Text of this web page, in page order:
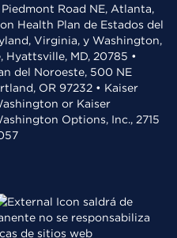
Road NE, Atlanta,
Health Plan de Estados del
Virginia, y Washington,
Hyattsville, MD, 20785 •
del Noroeste, 500 NE
OR 97232 • Kaiser
or Kaiser
Options, Inc., 2715
saldrá de
no se responsabiliza
de sitios web